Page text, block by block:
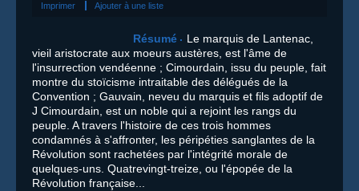
Imprimer Ajouter à une liste
Résumé
Le marquis de Lantenac,
vieil aristocrate aux moeurs austères, est l'âme de
l'insurrection vendéenne ; Cimourdain, issu du peuple, fait
montre du stoïcisme intraitable des délégués de la
Convention ; Gauvain, neveu du marquis et fils adoptif de
J Cimourdain, est un noble qui a rejoint les rangs du
peuple. A travers l'histoire de ces trois hommes
condamnés à s'affronter, les péripéties sanglantes de la
Révolution sont rachetées par l'intégrité morale de
quelques-uns. Quatrevingt-treize, ou l'épopée de la
Révolution française...